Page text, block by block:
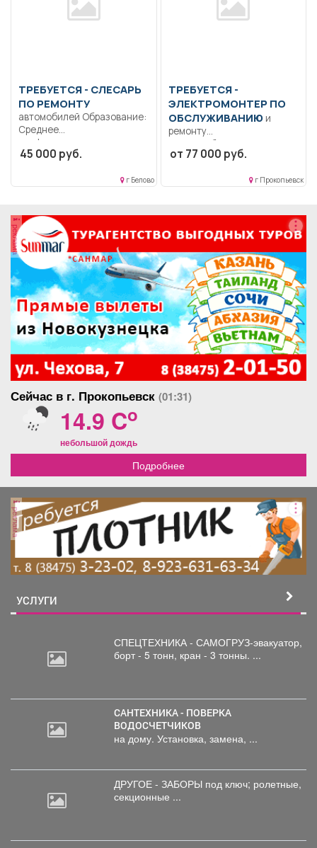
ТРЕБУЕТСЯ - СЛЕСАРЬ
ПО РЕМОНТУ
автомобилей Образование:
Среднее
профессиональное
образование.. Ремонт
45 000 руб.
г Белово
ТРЕБУЕТСЯ -
ЭЛЕКТРОМОНТЕР ПО
ОБСЛУЖИВАНИЮ и
ремонту
электрооборудования
Образование: Среднее
Организована доставка
от 77 000 руб.
г Прокопьевск
реклама
Сейчас в г. Прокопьевск (01:31)
14.9 Co
небольшой дождь
Подробнее
реклама
УСЛУГИ
СПЕЦТЕХНИКА - САМОГРУЗ-эвакуатор,
борт - 5 тонн, кран - 3 тонны. ...
САНТЕХНИКА - ПОВЕРКА
ВОДОСЧЕТЧИКОВ
на дому. Установка, замена, ...
ДРУГОЕ - ЗАБОРЫ под ключ; ролетные,
секционные ...